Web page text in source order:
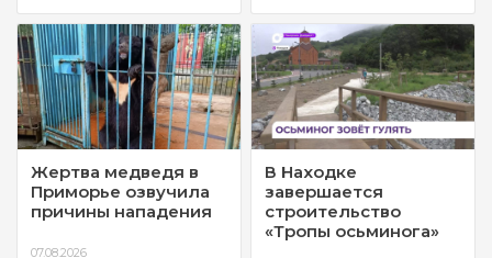
Жертва медведя в
Приморье озвучила
причины нападения
07.08.2026
В Находке
завершается
строительство
«Тропы осьминога»